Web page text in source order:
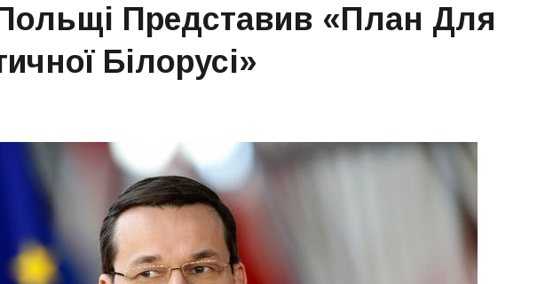
Представив «план Для
Білорусі»